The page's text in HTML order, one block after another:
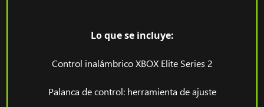
Lo que se incluye:
Control inalámbrico XBOX Elite Series 2
Palanca de control: herramienta de ajuste